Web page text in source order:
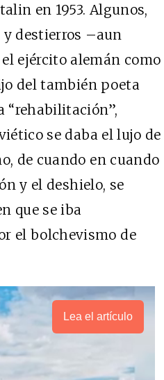
en 1953. Algunos,
y destierros –aun
ejército alemán como
del también poeta
“rehabilitación”,
se daba el lujo de
de cuando en cuando
y el deshielo, se
que se iba
el bolchevismo de
Lea el artículo